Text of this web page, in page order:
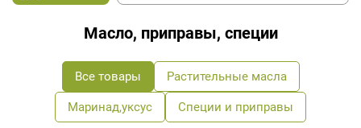
Масло, приправы, специи
Все товары Растительные масла
Маринад,уксус Специи и приправы